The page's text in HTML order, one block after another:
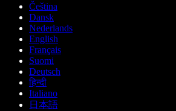
Čeština
Dansk
Nederlands
English
Français
Suomi
Deutsch
हिन्दी
Italiano
日本語